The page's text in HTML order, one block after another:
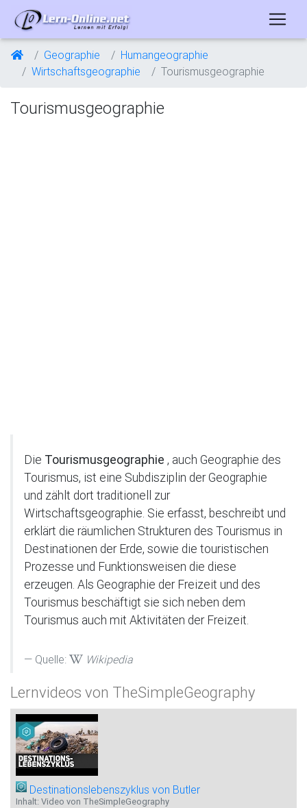
Geographie
Humangeographie
Wirtschaftsgeographie
Tourismusgeographie
Tourismusgeographie
Die Tourismusgeographie , auch Geographie des
Tourismus, ist eine Subdisziplin der Geographie
und zählt dort traditionell zur
Wirtschaftsgeographie. Sie erfasst, beschreibt und
erklärt die räumlichen Strukturen des Tourismus in
Destinationen der Erde, sowie die touristischen
Prozesse und Funktionsweisen die diese
erzeugen. Als Geographie der Freizeit und des
Tourismus beschäftigt sie sich neben dem
Tourismus auch mit Aktivitäten der Freizeit.
Quelle: Wikipedia
Lernvideos von TheSimpleGeography
Destinationslebenszyklus von Butler
Inhalt: Video von TheSimpleGeography